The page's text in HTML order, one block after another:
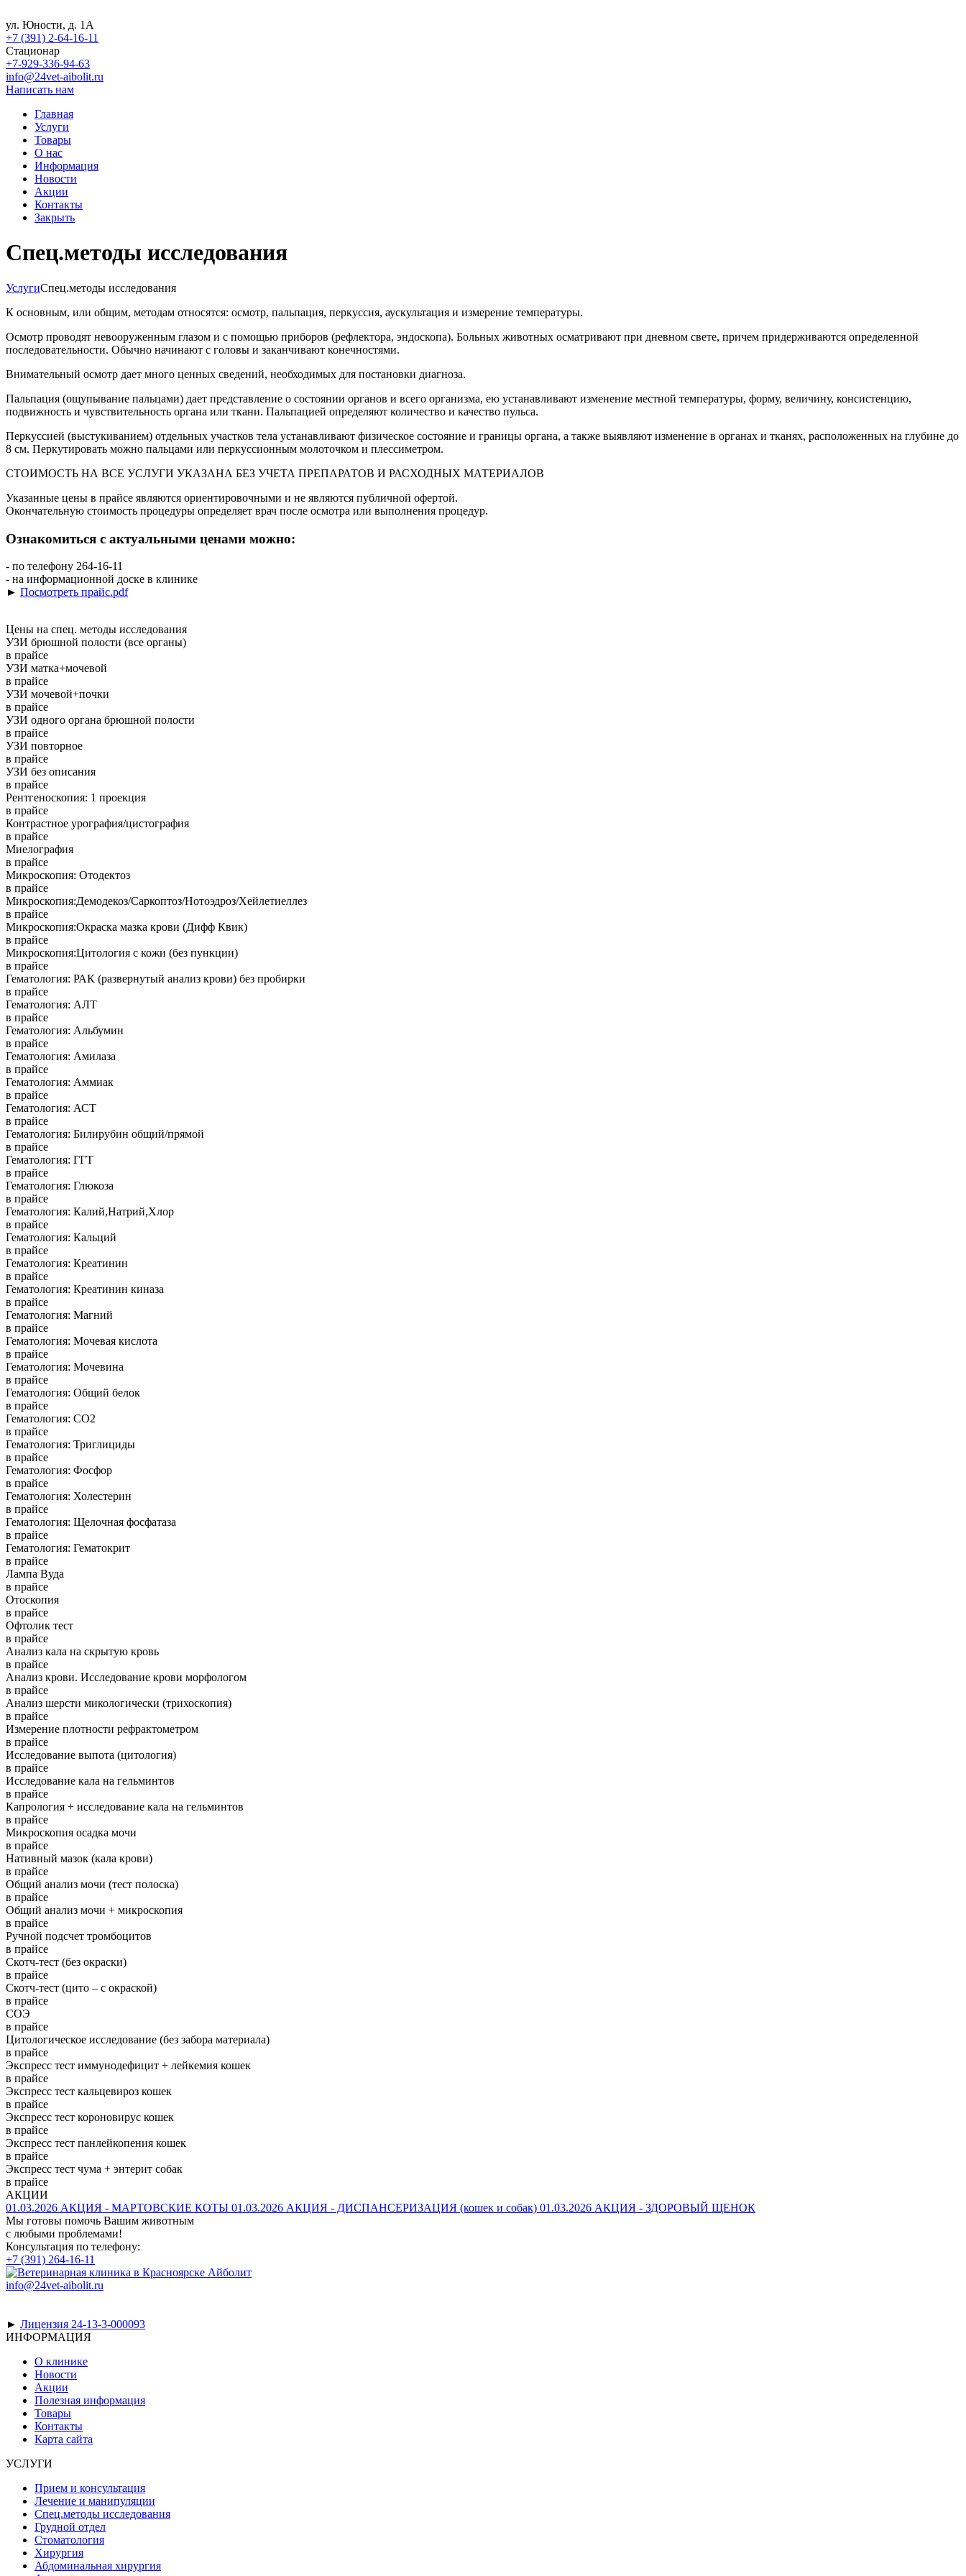
ул. Юности, д. 1А
+7 (391) 2-64-16-11
Стационар
+7-929-336-94-63
info@24vet-aibolit.ru
Написать нам
Главная
Услуги
Товары
О нас
Информация
Новости
Акции
Контакты
Закрыть
Спец.методы исследования
УслугиСпец.методы исследования
К основным, или общим, методам относятся: осмотр, пальпация, перкуссия, аускультация и измерение температуры.
Осмотр проводят невооруженным глазом и с помощью приборов (рефлектора, эндоскопа). Больных животных осматривают при дневном свете, причем придерживаются определенной
последовательности. Обычно начинают с головы и заканчивают конечностями.
Внимательный осмотр дает много ценных сведений, необходимых для постановки диагноза.
Пальпация (ощупывание пальцами) дает представление о состоянии органов и всего организма, ею устанавливают изменение местной температуры, форму, величину, консистенцию,
подвижность и чувствительность органа или ткани. Пальпацией определяют количество и качество пульса.
Перкуссией (выстукиванием) отдельных участков тела устанавливают физическое состояние и границы органа, а также выявляют изменение в органах и тканях, расположенных на глубине до
8 см. Перкутировать можно пальцами или перкуссионным молоточком и плессиметром.
СТОИМОСТЬ НА ВСЕ УСЛУГИ УКАЗАНА БЕЗ УЧЕТА ПРЕПАРАТОВ И РАСХОДНЫХ МАТЕРИАЛОВ
Указанные цены в прайсе являются ориентировочными и не являются публичной офертой.
Окончательную стоимость процедуры определяет врач после осмотра или выполнения процедур.
Ознакомиться с актуальными ценами можно:
- по телефону 264-16-11
- на информационной доске в клинике
► Посмотреть прайc.pdf
Цены на спец. методы исследования
УЗИ брюшной полости (все органы)
в прайсе
УЗИ матка+мочевой
в прайсе
УЗИ мочевой+почки
в прайсе
УЗИ одного органа брюшной полости
в прайсе
УЗИ повторное
в прайсе
УЗИ без описания
в прайсе
Рентгеноскопия: 1 проекция
в прайсе
Контрастное урография/цистография
в прайсе
Миелография
в прайсе
Микроскопия: Отодектоз
в прайсе
Микроскопия:Демодекоз/Саркоптоз/Нотоэдроз/Хейлетиеллез
в прайсе
Микроскопия:Окраска мазка крови (Дифф Квик)
в прайсе
Микроскопия:Цитология с кожи (без пункции)
в прайсе
Гематология: РАК (развернутый анализ крови) без пробирки
в прайсе
Гематология: АЛТ
в прайсе
Гематология: Альбумин
в прайсе
Гематология: Амилаза
в прайсе
Гематология: Аммиак
в прайсе
Гематология: АСТ
в прайсе
Гематология: Билирубин общий/прямой
в прайсе
Гематология: ГГТ
в прайсе
Гематология: Глюкоза
в прайсе
Гематология: Калий,Натрий,Хлор
в прайсе
Гематология: Кальций
в прайсе
Гематология: Креатинин
в прайсе
Гематология: Креатинин киназа
в прайсе
Гематология: Магний
в прайсе
Гематология: Мочевая кислота
в прайсе
Гематология: Мочевина
в прайсе
Гематология: Общий белок
в прайсе
Гематология: СО2
в прайсе
Гематология: Триглициды
в прайсе
Гематология: Фосфор
в прайсе
Гематология: Холестерин
в прайсе
Гематология: Щелочная фосфатаза
в прайсе
Гематология: Гематокрит
в прайсе
Лампа Вуда
в прайсе
Отоскопия
в прайсе
Офтолик тест
в прайсе
Анализ кала на скрытую кровь
в прайсе
Анализ крови. Исследование крови морфологом
в прайсе
Анализ шерсти микологически (трихоскопия)
в прайсе
Измерение плотности рефрактометром
в прайсе
Исследование выпота (цитология)
в прайсе
Исследование кала на гельминтов
в прайсе
Капрология + исследование кала на гельминтов
в прайсе
Микроскопия осадка мочи
в прайсе
Нативный мазок (кала крови)
в прайсе
Общий анализ мочи (тест полоска)
в прайсе
Общий анализ мочи + микроскопия
в прайсе
Ручной подсчет тромбоцитов
в прайсе
Скотч-тест (без окраски)
в прайсе
Скотч-тест (цито – с окраской)
в прайсе
СОЭ
в прайсе
Цитологическое исследование (без забора материала)
в прайсе
Экспресс тест иммунодефицит + лейкемия кошек
в прайсе
Экспресс тест кальцевироз кошек
в прайсе
Экспресс тест короновирус кошек
в прайсе
Экспресс тест панлейкопения кошек
в прайсе
Экспресс тест чума + энтерит собак
в прайсе
АКЦИИ
01.03.2026 АКЦИЯ - МАРТОВСКИЕ КОТЫ 01.03.2026 АКЦИЯ - ДИСПАНСЕРИЗАЦИЯ (кошек и собак) 01.03.2026 АКЦИЯ - ЗДОРОВЫЙ ЩЕНОК
Мы готовы помочь Вашим животным
с любыми проблемами!
Консультация по телефону:
+7 (391) 264-16-11
info@24vet-aibolit.ru
► Лицензия 24-13-3-000093
ИНФОРМАЦИЯ
О клинике
Новости
Акции
Полезная информация
Товары
Контакты
Карта сайта
УСЛУГИ
Прием и консультация
Лечение и манипуляции
Спец.методы исследования
Грудной отдел
Стоматология
Хирургия
Абдоминальная хирургия